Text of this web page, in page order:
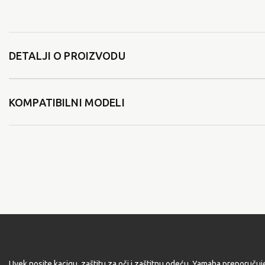
DETALJI O PROIZVODU
KOMPATIBILNI MODELI